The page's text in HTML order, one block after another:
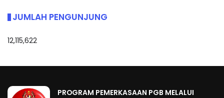
JUMLAH PENGUNJUNG
12,115,622
PROGRAM PEMERKASAAN PGB MELALUI